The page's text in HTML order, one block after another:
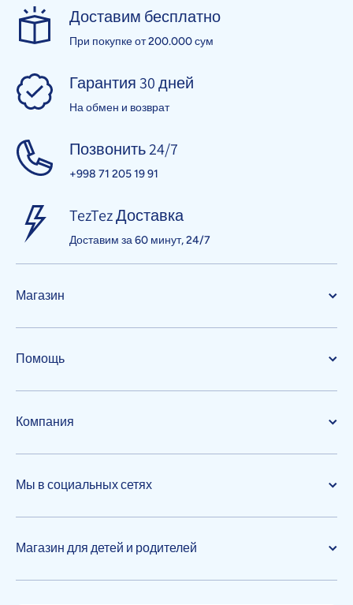
Доставим бесплатно
При покупке от 200.000 сум
Гарантия 30 дней
На обмен и возврат
Позвонить 24/7
+998 71 205 19 91
TezTez Доставка
Доставим за 60 минут, 24/7
Магазин
Помощь
Компания
Мы в социальных сетях
Магазин для детей и родителей